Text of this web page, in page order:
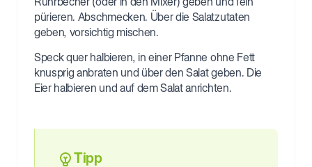
pürieren. Abschmecken. Über die Salatzutaten
geben, vorsichtig mischen.
Speck quer halbieren, in einer Pfanne ohne Fett
knusprig anbraten und über den Salat geben. Die
Eier halbieren und auf dem Salat anrichten.
Tipp